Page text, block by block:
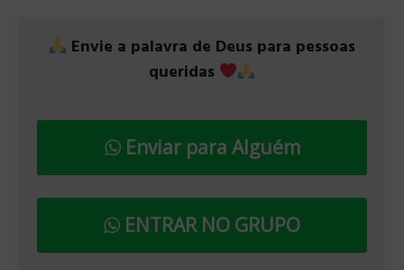
Envie a palavra de Deus para pessoas
queridas
Enviar para Alguém
ENTRAR NO GRUPO